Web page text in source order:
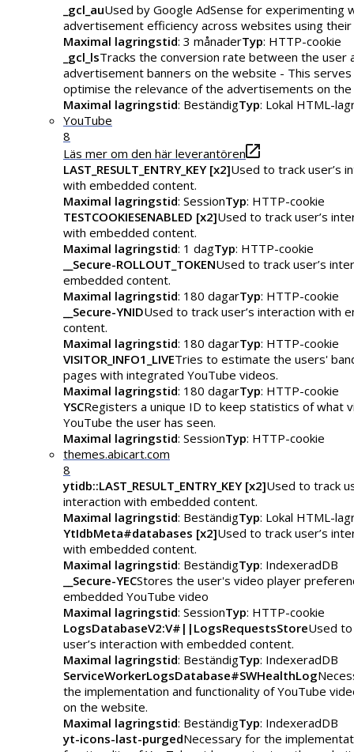
_gcl_auUsed by Google AdSense for experimenting
advertisement efficiency across websites using their
Maximal lagringstid: 3 månaderTyp: HTTP-cookie
_gcl_lsTracks the conversion rate between the user
advertisement banners on the website - This
optimise the relevance of the advertisements on
Maximal lagringstid: BeständigTyp: Lokal HTML-
YouTube
8
Läs mer om den här leverantören
LAST_RESULT_ENTRY_KEY [x2]Used to track user’s
with embedded content.
Maximal lagringstid: SessionTyp: HTTP-cookie
TESTCOOKIESENABLED [x2]Used to track user’s
with embedded content.
Maximal lagringstid: 1 dagTyp: HTTP-cookie
__Secure-ROLLOUT_TOKENUsed to track user’s
embedded content.
Maximal lagringstid: 180 dagarTyp: HTTP-cookie
__Secure-YNIDUsed to track user’s interaction with
content.
Maximal lagringstid: 180 dagarTyp: HTTP-cookie
VISITOR_INFO1_LIVETries to estimate the users'
pages with integrated YouTube videos.
Maximal lagringstid: 180 dagarTyp: HTTP-cookie
YSCRegisters a unique ID to keep statistics of what
YouTube the user has seen.
Maximal lagringstid: SessionTyp: HTTP-cookie
themes.abicart.com
8
ytidb::LAST_RESULT_ENTRY_KEY [x2]Used to track
interaction with embedded content.
Maximal lagringstid: BeständigTyp: Lokal HTML-
YtIdbMeta#databases [x2]Used to track user’s
with embedded content.
Maximal lagringstid: BeständigTyp: IndexeradDB
__Secure-YECStores the user's video player
embedded YouTube video
Maximal lagringstid: SessionTyp: HTTP-cookie
LogsDatabaseV2:V#||LogsRequestsStoreUsed
user’s interaction with embedded content.
Maximal lagringstid: BeständigTyp: IndexeradDB
ServiceWorkerLogsDatabase#SWHealthLog
the implementation and functionality of YouTube
on the website.
Maximal lagringstid: BeständigTyp: IndexeradDB
yt-icons-last-purgedNecessary for the